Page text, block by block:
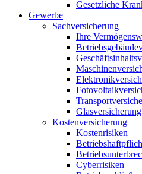
Gesetzliche
Gewerbe
Sachversicherung
Ihre
Glasversicherung
Kostenversicherung
Kostenrisiken
Cyberrisiken